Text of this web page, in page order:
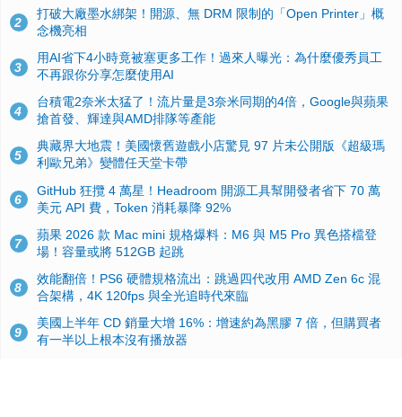
2
打破大廠墨水綁架！開源、無 DRM 限制的「Open Printer」概
念機亮相
3
用AI省下4小時竟被塞更多工作！過來人曝光：為什麼優秀員工
不再跟你分享怎麼使用AI
4
台積電2奈米太猛了！流片量是3奈米同期的4倍，Google與蘋果
搶首發、輝達與AMD排隊等產能
5
典藏界大地震！美國懷舊遊戲小店驚見 97 片未公開版《超級瑪
利歐兄弟》變體任天堂卡帶
6
GitHub 狂攬 4 萬星！Headroom 開源工具幫開發者省下 70 萬
美元 API 費，Token 消耗暴降 92%
7
蘋果 2026 款 Mac mini 規格爆料：M6 與 M5 Pro 異色搭檔登
場！容量或將 512GB 起跳
8
效能翻倍！PS6 硬體規格流出：跳過四代改用 AMD Zen 6c 混
合架構，4K 120fps 與全光追時代來臨
9
美國上半年 CD 銷量大增 16%：增速約為黑膠 7 倍，但購買者
有一半以上根本沒有播放器